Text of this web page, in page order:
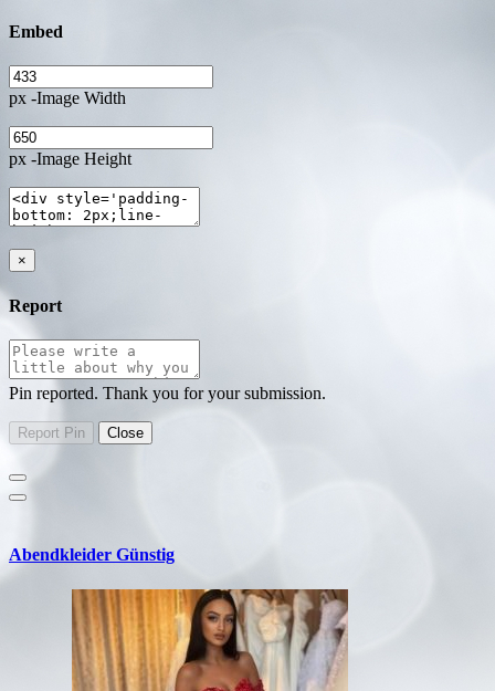
Embed
px -Image Width
px -Image Height
×
Report
Pin reported. Thank you for your submission.
Abendkleider Günstig